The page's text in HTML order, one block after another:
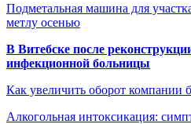
Подметальная машина для
метлу осенью
В Витебске после
инфекционной больницы
Как увеличить оборот компании
Алкогольная интоксикация: